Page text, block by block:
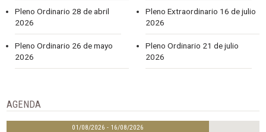
Pleno Ordinario 28 de abril
2026
Pleno Ordinario 26 de mayo
2026
Pleno Extraordinario 16 de julio
2026
Pleno Ordinario 21 de julio
2026
AGENDA
01/08/2026 - 16/08/2026